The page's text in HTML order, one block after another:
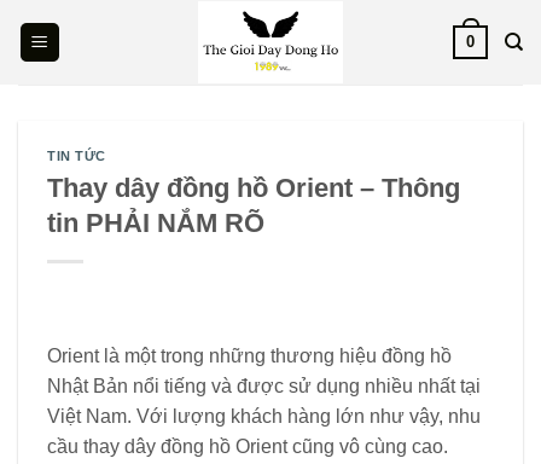
0
TIN TỨC
Thay dây đồng hồ Orient – Thông
tin PHẢI NẮM RÕ
Orient là một trong những thương hiệu đồng hồ
Nhật Bản nổi tiếng và được sử dụng nhiều nhất tại
Việt Nam. Với lượng khách hàng lớn như vậy, nhu
cầu thay dây đồng hồ Orient cũng vô cùng cao.